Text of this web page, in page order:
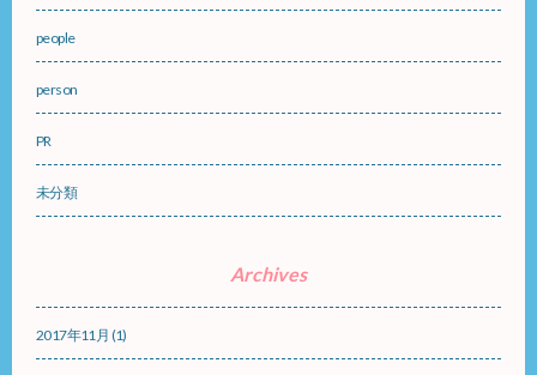
people
person
PR
未分類
Archives
2017年11月 (1)